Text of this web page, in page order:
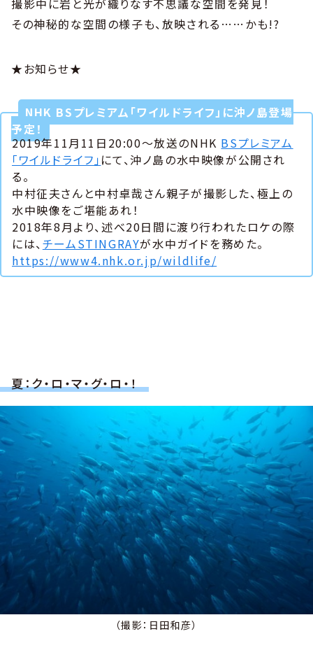
撮影中に岩と光が織りなす不思議な空間を発見！
その神秘的な空間の様子も、放映される……かも!?
★お知らせ★
NHK BSプレミアム「ワイルドライフ」に沖ノ島登場
予定！
2019年11月11日20:00～放送のNHK BSプレミアム
「ワイルドライフ」 にて、沖ノ島の水中映像が公開され
る。
中村征夫さんと中村卓哉さん親子が撮影した、極上の
水中映像をご堪能あれ！
2018年8月より、述べ20日間に渡り行われたロケの際
には、チームSTINGRAYが水中ガイドを務めた。
https://www4.nhk.or.jp/wildlife/
夏：ク・ロ・マ・グ・ロ・！
（撮影：日田和彦）